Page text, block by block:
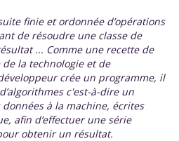
finie et ordonnée d’opérations
de résoudre une classe de
... Comme une recette de
la technologie et de
crée un programme, il
c'est-à-dire un
à la machine, écrites
afin d’effectuer une série
obtenir un résultat.